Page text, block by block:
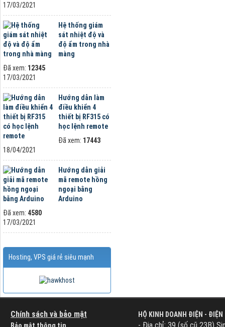
17/03/2021
Hệ thống giám
sát nhiệt độ và
độ ẩm trong nhà
màng
Đã xem: 12345
17/03/2021
Hướng dẫn làm
điều khiển 4
thiết bị RF315 có
học lệnh remote
Đã xem: 17443
18/04/2021
Hướng dẫn giải
mã remote hồng
ngoại bằng
Arduino
Đã xem: 4580
17/03/2021
Hosting, VPS giá rẻ siêu mạnh
Chính sách và bảo mật
Bảo mật thông tin
HỘ KINH DOANH ĐIỆN - ĐIỆN